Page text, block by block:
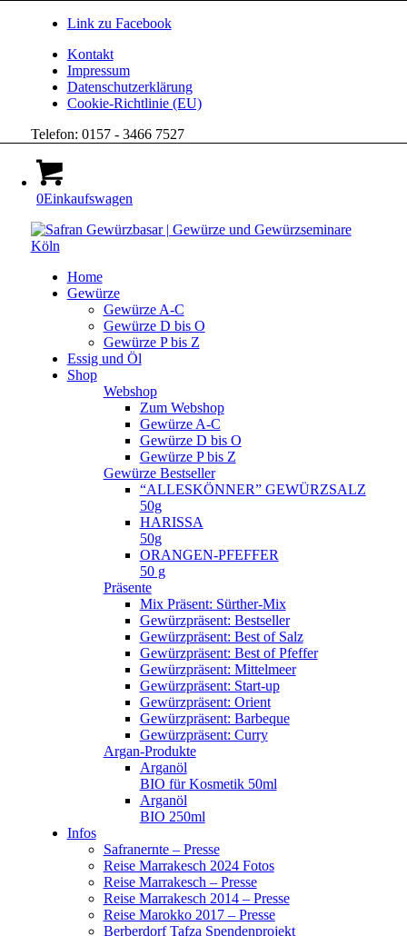
Link zu Facebook
Kontakt
Impressum
Datenschutzerklärung
Cookie-Richtlinie (EU)
Telefon: 0157 - 3466 7527
0Einkaufswagen
Home
Gewürze
Gewürze A-C
Gewürze D bis O
Gewürze P bis Z
Essig und Öl
Shop
Webshop
Zum Webshop
Gewürze A-C
Gewürze D bis O
Gewürze P bis Z
Gewürze Bestseller
“ALLESKÖNNER” GEWÜRZSALZ
50g
HARISSA
50g
ORANGEN-PFEFFER
50 g
Präsente
Mix Präsent: Sürther-Mix
Gewürzpräsent: Bestseller
Gewürzpräsent: Best of Salz
Gewürzpräsent: Best of Pfeffer
Gewürzpräsent: Mittelmeer
Gewürzpräsent: Start-up
Gewürzpräsent: Orient
Gewürzpräsent: Barbeque
Gewürzpräsent: Curry
Argan-Produkte
Arganöl
BIO für Kosmetik 50ml
Arganöl
BIO 250ml
Infos
Safranernte – Presse
Reise Marrakesch 2024 Fotos
Reise Marrakesch – Presse
Reise Marrakesch 2014 – Presse
Reise Marokko 2017 – Presse
Berberdorf Tafza Spendenprojekt